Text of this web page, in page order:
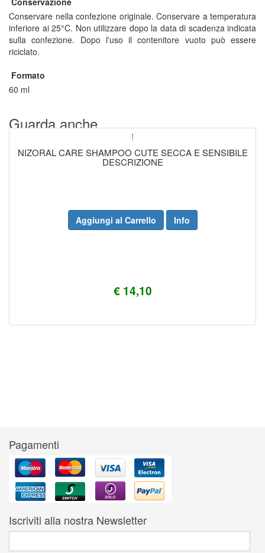
Conservare nella confezione originale. Conservare a temperatura
inferiore ai 25°C. Non utilizzare dopo la data di scadenza indicata
sulla confezione. Dopo l'uso il contenitore vuoto può essere
riciclato.
Formato
60 ml
Guarda anche...
!
NIZORAL CARE SHAMPOO CUTE SECCA E SENSIBILE
DESCRIZIONE
€ 14,10
Aggiungi al Carrello Info
Pagamenti
Iscriviti alla nostra Newsletter